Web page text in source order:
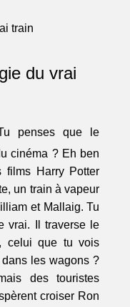
du vrai
penses que le
cinéma ? Eh ben
Harry Potter
un train à vapeur
et Mallaig. Tu
vrai. Il traverse le
celui que tu vois
les wagons ?
des touristes
croiser Ron